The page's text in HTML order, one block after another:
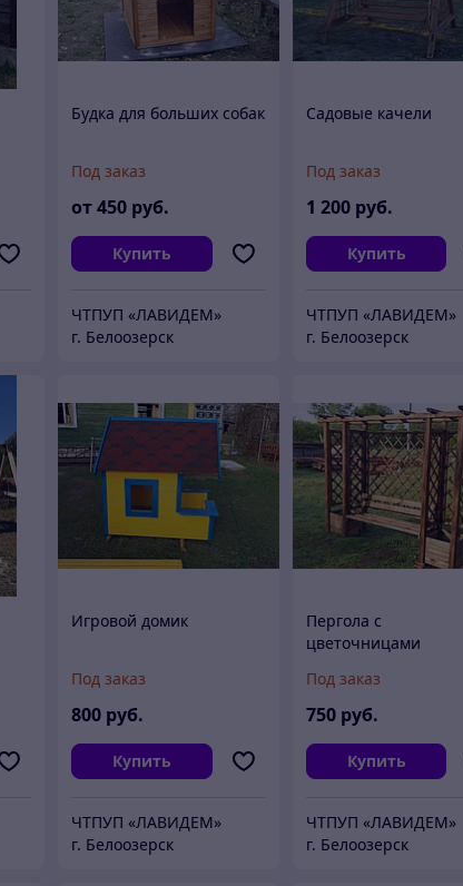
Будка для больших собак
Под заказ
от450 руб.
Купить
ЧТПУП «ЛАВИДЕМ»
г. Белоозерск
Садовые качели
Под заказ
1 200 руб.
Купить
ЧТПУП «ЛАВИДЕМ»
г. Белоозерск
Игровой домик
Под заказ
800 руб.
Купить
ЧТПУП «ЛАВИДЕМ»
г. Белоозерск
Пергола с
цветочницами
Под заказ
750 руб.
Купить
ЧТПУП «ЛАВИДЕМ»
г. Белоозерск